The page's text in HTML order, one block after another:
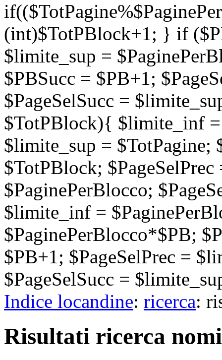
(int)$TotPBlock+1; } if
$limite_sup =
$PBSucc = $PB+1;
$PageSelSucc =
$TotPBlock){ $limite_inf
$limite_sup = $TotPagine;
$TotPBlock;
$PaginePerBlocco;
$limite_inf =
$PaginePerBlocco*$PB;
$PB+1; $PageSelPrec =
$PageSelSucc =
Indice locandine: ricerca:
Risultati ricerca nomi